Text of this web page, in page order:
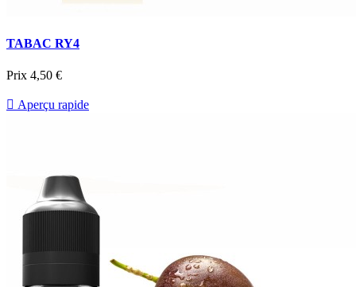
TABAC RY4
Prix 4,50 €
 Aperçu rapide